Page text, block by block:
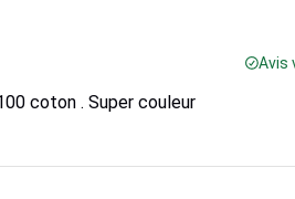
Avis
coton . Super couleur